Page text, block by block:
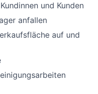
und Kunden
anfallen
auf und